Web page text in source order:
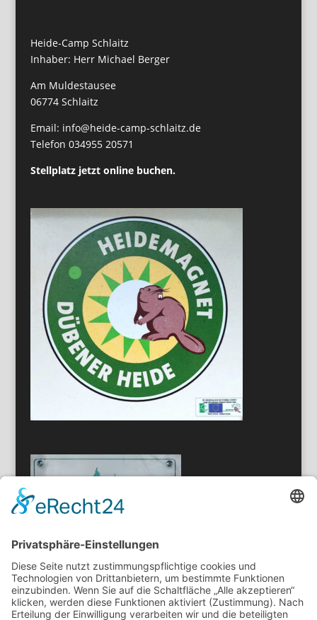
Heide-Camp Schlaitz
Inhaber: Herr Michael Berger
Am Muldestausee
06774 Schlaitz
Email: info@heide-camp-schlaitz.de
Telefon 034955 20571
Stellplatz jetzt online buchen.